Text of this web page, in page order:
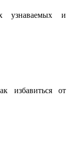
и
избавиться от